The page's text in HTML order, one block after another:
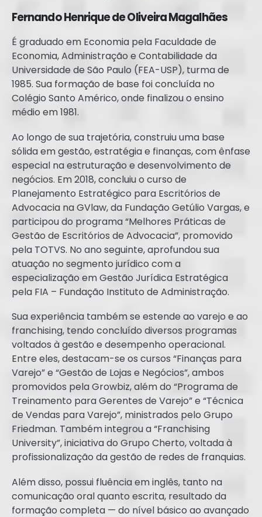
Fernando Henrique de Oliveira Magalhães
É graduado em Economia pela Faculdade de
Economia, Administração e Contabilidade da
Universidade de São Paulo (FEA-USP), turma de
1985. Sua formação de base foi concluída no
Colégio Santo Américo, onde finalizou o ensino
médio em 1981.
Ao longo de sua trajetória, construiu uma base
sólida em gestão, estratégia e finanças, com ênfase
especial na estruturação e desenvolvimento de
negócios. Em 2018, concluiu o curso de
Planejamento Estratégico para Escritórios de
Advocacia na GVlaw, da Fundação Getúlio Vargas, e
participou do programa “Melhores Práticas de
Gestão de Escritórios de Advocacia”, promovido
pela TOTVS. No ano seguinte, aprofundou sua
atuação no segmento jurídico com a
especialização em Gestão Jurídica Estratégica
pela FIA – Fundação Instituto de Administração.
Sua experiência também se estende ao varejo e ao
franchising, tendo concluído diversos programas
voltados à gestão e desempenho operacional.
Entre eles, destacam-se os cursos “Finanças para
Varejo” e “Gestão de Lojas e Negócios”, ambos
promovidos pela Growbiz, além do “Programa de
Treinamento para Gerentes de Varejo” e “Técnica
de Vendas para Varejo”, ministrados pelo Grupo
Friedman. Também integrou a “Franchising
University”, iniciativa do Grupo Cherto, voltada à
profissionalização da gestão de redes de franquias.
Além disso, possui fluência em inglês, tanto na
comunicação oral quanto escrita, resultado da
formação completa — do nível básico ao avançado